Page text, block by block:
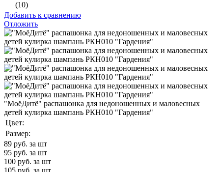
(10)
Добавить к сравнению
Отложить
"МоёДитё" распашонка для недоношенных и маловесных
детей кулирка шампань РКН010 "Гардения"
Цвет:
Размер:
89 руб. за шт
95 руб. за шт
100 руб. за шт